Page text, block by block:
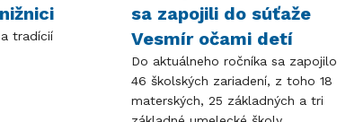
tradícií
sa zapojili do súťaže
Vesmír očami detí
Do aktuálneho ročníka sa zapojilo
46 školských zariadení, z toho 18
materských, 25 základných a tri